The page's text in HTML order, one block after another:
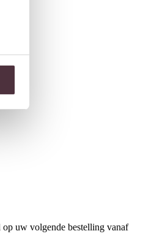
uw volgende bestelling vanaf